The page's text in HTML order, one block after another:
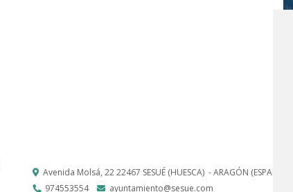
Avenida Molsá, 2222467 SESUÉ (HUESCA) - ARAGÓN (ESPAÑA)
974553554
ayuntamiento@sesue.com